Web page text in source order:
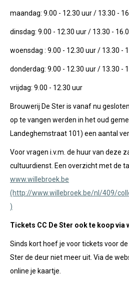
maandag: 9.00 - 12.30 uur / 13.30 -
dinsdag: 9.00 - 12.30 uur / 13.30 -
woensdag : 9.00 - 12.30 uur / 13.30 -
donderdag: 9.00 - 12.30 uur / 13.30 -
vrijdag: 9.00 - 12.30 uur
Brouwerij De Ster is vanaf nu
op te vangen werden in het oud
Landeghemstraat 101) een aantal
Voor vragen i.v.m. de huur van deze
cultuurdienst. Een overzicht met de
www.willebroek.be
(http://www.willebroek.be/nl/409/
)
Tickets CC De Ster ook te koop via
Sinds kort hoef je voor tickets voor de
Ster de deur niet meer uit. Via de
online je kaartje.